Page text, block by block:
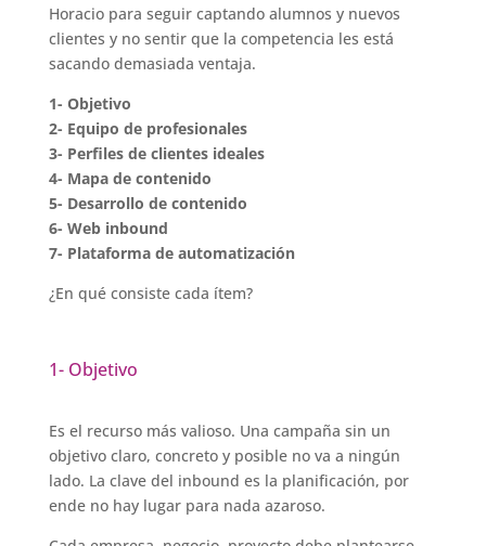
Horacio para seguir captando alumnos y nuevos
clientes y no sentir que la competencia les está
sacando demasiada ventaja.
1- Objetivo
2- Equipo de profesionales
3- Perfiles de clientes ideales
4- Mapa de contenido
5- Desarrollo de contenido
6- Web inbound
7- Plataforma de automatización
¿En qué consiste cada ítem?
1- Objetivo
Es el recurso más valioso. Una campaña sin un
objetivo claro, concreto y posible no va a ningún
lado. La clave del inbound es la planificación, por
ende no hay lugar para nada azaroso.